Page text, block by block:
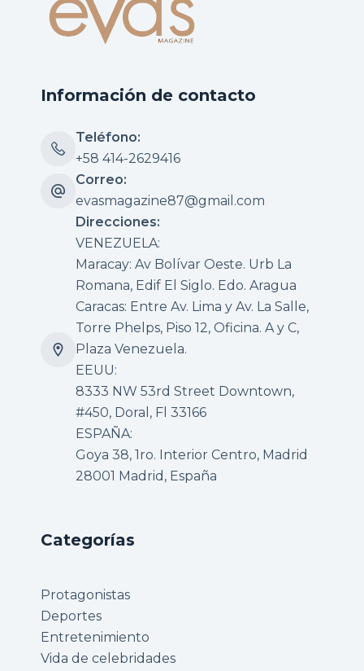
Información de contacto
Teléfono:
+58 414-2629416
Correo:
evasmagazine87@gmail.com
Direcciones:
VENEZUELA:
Maracay: Av Bolívar Oeste. Urb La
Romana, Edif El Siglo. Edo. Aragua
Caracas: Entre Av. Lima y Av. La Salle,
Torre Phelps, Piso 12, Oficina. A y C,
Plaza Venezuela.
EEUU:
8333 NW 53rd Street Downtown,
#450, Doral, Fl 33166
ESPAÑA:
Goya 38, 1ro. Interior Centro, Madrid
28001 Madrid, España
Categorías
Protagonistas
Deportes
Entretenimiento
Vida de celebridades